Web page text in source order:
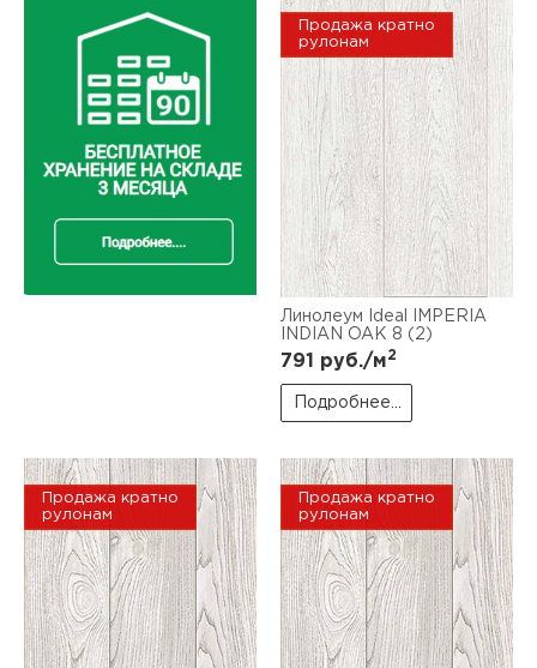
Продажа кратно
рулонам
Линолеум Ideal IMPERIA
INDIAN OAK 8 (2)
791 руб./м2
Подробнее...
Продажа кратно
рулонам
Продажа кратно
рулонам